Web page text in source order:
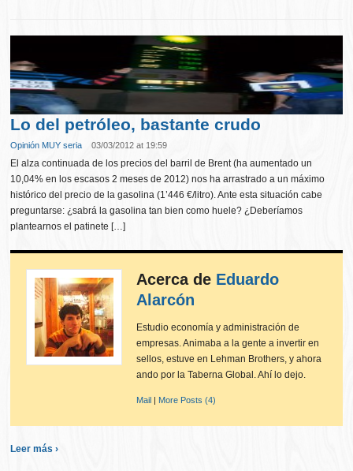
Lo del petróleo, bastante crudo
Opinión MUY seria 03/03/2012 at 19:59
El alza continuada de los precios del barril de Brent (ha aumentado un
10,04% en los escasos 2 meses de 2012) nos ha arrastrado a un máximo
histórico del precio de la gasolina (1’446 €/litro). Ante esta situación cabe
preguntarse: ¿sabrá la gasolina tan bien como huele? ¿Deberíamos
plantearnos el patinete […]
Acerca de Eduardo
Alarcón
Estudio economía y administración de
empresas. Animaba a la gente a invertir en
sellos, estuve en Lehman Brothers, y ahora
ando por la Taberna Global. Ahí lo dejo.
Mail | More Posts (4)
Leer más ›